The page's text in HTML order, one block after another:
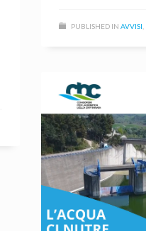
PUBLISHED IN AVVISI